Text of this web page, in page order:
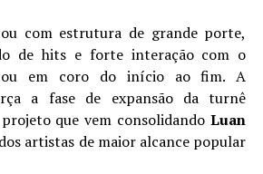
com estrutura de grande porte,
de hits e forte interação com o
em coro do início ao fim. A
a fase de expansão da turnê
que vem consolidandoLuan
artistas de maior alcance popular